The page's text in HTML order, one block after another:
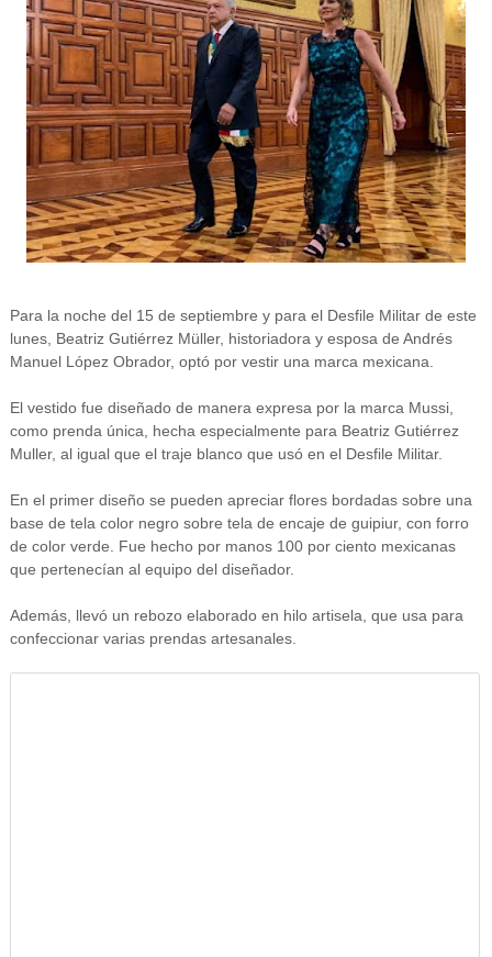
Para la noche del 15 de septiembre y para el Desfile Militar de este
lunes, Beatriz Gutiérrez Müller, historiadora y esposa de Andrés
Manuel López Obrador, optó por vestir una marca mexicana.
El vestido fue diseñado de manera expresa por la marca Mussi,
como prenda única, hecha especialmente para Beatriz Gutiérrez
Muller, al igual que el traje blanco que usó en el Desfile Militar.
En el primer diseño se pueden apreciar flores bordadas sobre una
base de tela color negro sobre tela de encaje de guipiur, con forro
de color verde. Fue hecho por manos 100 por ciento mexicanas
que pertenecían al equipo del diseñador.
Además, llevó un rebozo elaborado en hilo artisela, que usa para
confeccionar varias prendas artesanales.